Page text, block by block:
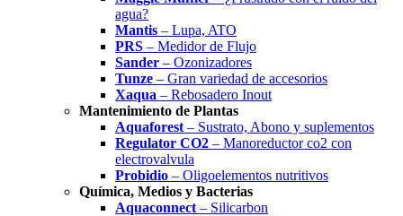
agua?
Mantis – Lupa, ATO
PRS – Medidor de Flujo
Sander – Ozonizadores
Tunze – Gran variedad de accesorios
Xaqua – Rebosadero Inout
Mantenimiento de Plantas
Aquaforest – Sustrato, Abono y suplementos
Regulator CO2 – Manoreductor co2 con
electrovalvula
Probidio – Oligoelementos nutritivos
Química, Medios y Bacterias
Aquaconnect – Silicarbon